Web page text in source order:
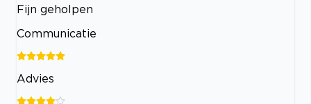
Fijn geholpen
Communicatie
Advies